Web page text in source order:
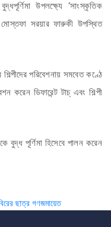
উপলক্ষ্যে ‘সাংস্কৃতিক
মোস্তফা সরয়ার ফারুকী উপস্থিত
পরিবেশনায় সমবেত কণ্ঠে
করেন ডিফারেন্ট টাচ্ এবং শিল্পী
বুদ্ধ পূর্ণিমা হিসেবে পালন করেন
ছাত্র গণজমায়েত